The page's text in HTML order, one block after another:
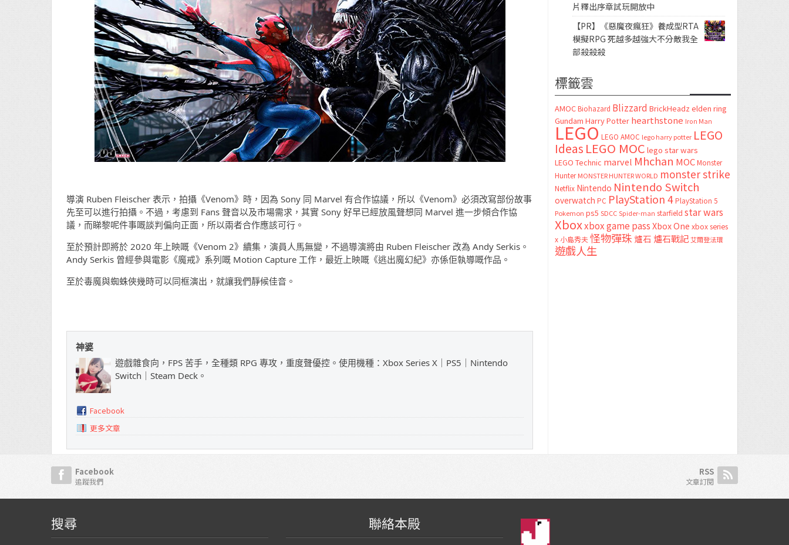
導演 Ruben Fleischer 表示，拍攝《Venom》時，因為 Sony 同 Marvel 有合作協議，所以《Venom》必須改寫部份故事
先至可以進行拍攝。不過，考慮到 Fans 聲音以及市場需求，其實 Sony 好早已經放風聲想同 Marvel 進一步傾合作協
議，而睇黎呢件事嘅談判偏向正面，所以兩者合作應該可行。
至於預計即將於 2020 年上映嘅《Venom 2》續集，演員人馬無變，不過導演將由 Ruben Fleischer 改為 Andy Serkis。
Andy Serkis 曾經參與電影《魔戒》系列嘅 Motion Capture 工作，最近上映嘅《逃出魔幻紀》亦係佢執導嘅作品。
至於毒魔與蜘蛛俠幾時可以同框演出，就讓我們靜候佳音。
神婆
遊戲雜食向，FPS 苦手，全種類 RPG 專攻，重度聲優控。使用機種：Xbox Series X｜PS5｜Nintendo
Switch｜Steam Deck。
Facebook
更多文章
片釋出序章試玩開放中
【PR】《惡魔夜瘋狂》養成型RTA
模擬RPG 死越多越強大不分敵我全
部殺殺殺
標籤雲
AMOC Biohazard Blizzard BrickHeadz elden ring
Gundam Harry Potter hearthstone Iron Man
LEGO LEGO AMOC lego harry potter LEGO
Ideas LEGO MOC lego star wars
LEGO Technic marvel Mhchan MOC Monster
Hunter MONSTER HUNTER WORLD monster strike
Netflix Nintendo Nintendo Switch
overwatch PC PlayStation 4 PlayStation 5
Pokemon ps5 SDCC Spider-man starfield star wars
Xboxxbox game passXbox One xbox series
x 小島秀夫怪物彈珠 爐石 爐石戰記艾爾登法環
遊戲人生
Facebook
追蹤我們
RSS
文章訂閱
搜尋 聯絡本殿